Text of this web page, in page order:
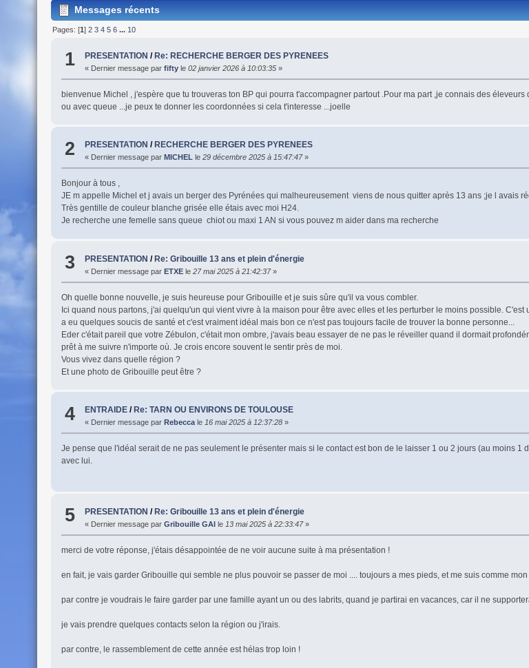
Messages récents
Pages: [1] 2 3 4 5 6 ... 10
1 PRESENTATION / Re: RECHERCHE BERGER DES PYRENEES
« Dernier message par fifty le02 janvier 2026 à 10:03:35»
bienvenue Michel , j'espère que tu trouveras ton BP qui pourra t'accompagner partout .Pour ma part ,je connais des
ou avec queue ...je peux te donner les coordonnées si cela t'interesse ...joelle
2 PRESENTATION / RECHERCHE BERGER DES PYRENEES
« Dernier message par MICHEL le29 décembre 2025 à 15:47:47»
Bonjour à tous ,
JE m appelle Michel et j avais un berger des Pyrénées qui malheureusement viens de nous quitter après 13 ans ;je l avais
Très gentille de couleur blanche grisée elle étais avec moi H24.
Je recherche une femelle sans queue chiot ou maxi 1 AN si vous pouvez m aider dans ma recherche
3 PRESENTATION / Re: Gribouille 13 ans et plein d'énergie
« Dernier message par ETXE le27 mai 2025 à 21:42:37»
Oh quelle bonne nouvelle, je suis heureuse pour Gribouille et je suis sûre qu'il va vous combler.
Ici quand nous partons, j'ai quelqu'un qui vient vivre à la maison pour être avec elles et les perturber le moins possible.
a eu quelques soucis de santé et c'est vraiment idéal mais bon ce n'est pas toujours facile de trouver la bonne personne...
Eder c'était pareil que votre Zébulon, c'était mon ombre, j'avais beau essayer de ne pas le réveiller quand il dormait
prêt à me suivre n'importe où. Je crois encore souvent le sentir près de moi.
Vous vivez dans quelle région ?
Et une photo de Gribouille peut être ?
4 ENTRAIDE/ Re: TARN OU ENVIRONS DE TOULOUSE
« Dernier message par Rebecca le16 mai 2025 à 12:37:28»
Je pense que l'idéal serait de ne pas seulement le présenter mais si le contact est bon de le laisser 1 ou 2 jours (au moins
avec lui.
5 PRESENTATION /Re: Gribouille 13 ans et plein d'énergie
« Dernier message par Gribouille GAI le13 mai 2025 à 22:33:47»
merci de votre réponse, j'étais désappointée de ne voir aucune suite à ma présentation !
en fait, je vais garder Gribouille qui semble ne plus pouvoir se passer de moi .... toujours a mes pieds, et me suis comme mon
par contre je voudrais le faire garder par une famille ayant un ou des labrits, quand je partirai en vacances, car il ne
je vais prendre quelques contacts selon la région ou j'irais.
par contre, le rassemblement de cette année est hélas trop loin !